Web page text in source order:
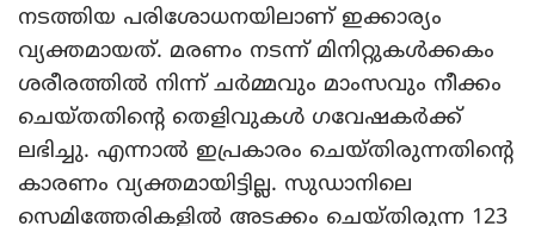
നടത്തിയ പരിശോധനയിലാണ് ഇക്കാര്യം
വ്യക്തമായത്. മരണം നടന്ന് മിനിറ്റുകള്‍ക്കകം
ശരീരത്തില്‍ നിന്ന് ചര്‍മ്മവും മാംസവും നീക്കം
ചെയ്തതിന്റെ തെളിവുകള്‍ ഗവേഷകര്‍ക്ക്
ലഭിച്ചു. എന്നാല്‍ ഇപ്രകാരം ചെയ്തിരുന്നതിന്റെ
കാരണം വ്യക്തമായിട്ടില്ല. സുഡാനിലെ
സെമിത്തേരികളില്‍ അടക്കം ചെയ്തിരുന്ന 123